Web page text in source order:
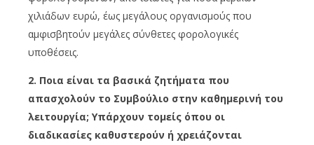
χιλιάδων ευρώ, έως μεγάλους οργανισμούς που
αμφισβητούν μεγάλες σύνθετες φορολογικές
υποθέσεις.
2. Ποια είναι τα βασικά ζητήματα που
απασχολούν το Συμβούλιο στην καθημερινή του
λειτουργία; Υπάρχουν τομείς όπου οι
διαδικασίες καθυστερούν ή χρειάζονται